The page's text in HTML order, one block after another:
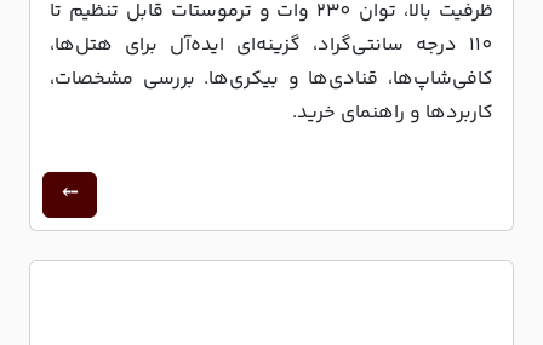
ظرفیت بالا، توان 230 وات و ترموستات قابل تنظیم تا
110 درجه سانتی‌گراد، گزینه‌ای ایده‌آل برای هتل‌ها،
کافی‌شاپ‌ها، قنادی‌ها و بیکری‌ها. بررسی مشخصات،
کاربردها و راهنمای خرید.